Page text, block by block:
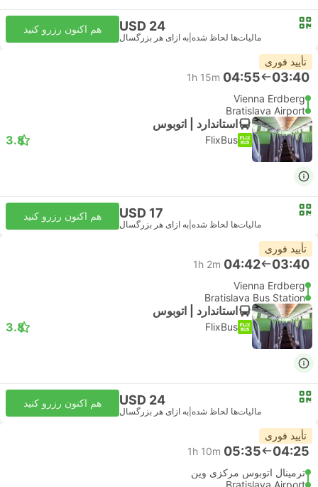
USD 24
مالیات‌ها لحاظ شده به ازای هر بزرگسال
هم اکنون رزرو کنید
تأیید فوری
03:40
04:55
1h 15m
Vienna Erdberg
Bratislava Airport
استاندارد | اتوبوس
FlixBus
3.8
USD 17
مالیات‌ها لحاظ شده به ازای هر بزرگسال
هم اکنون رزرو کنید
تأیید فوری
03:40
04:42
1h 2m
Vienna Erdberg
Bratislava Bus Station
استاندارد | اتوبوس
FlixBus
3.8
USD 24
مالیات‌ها لحاظ شده به ازای هر بزرگسال
هم اکنون رزرو کنید
تأیید فوری
04:25
05:35
1h 10m
ترمینال اتوبوس مرکزی وین
Bratislava Airport